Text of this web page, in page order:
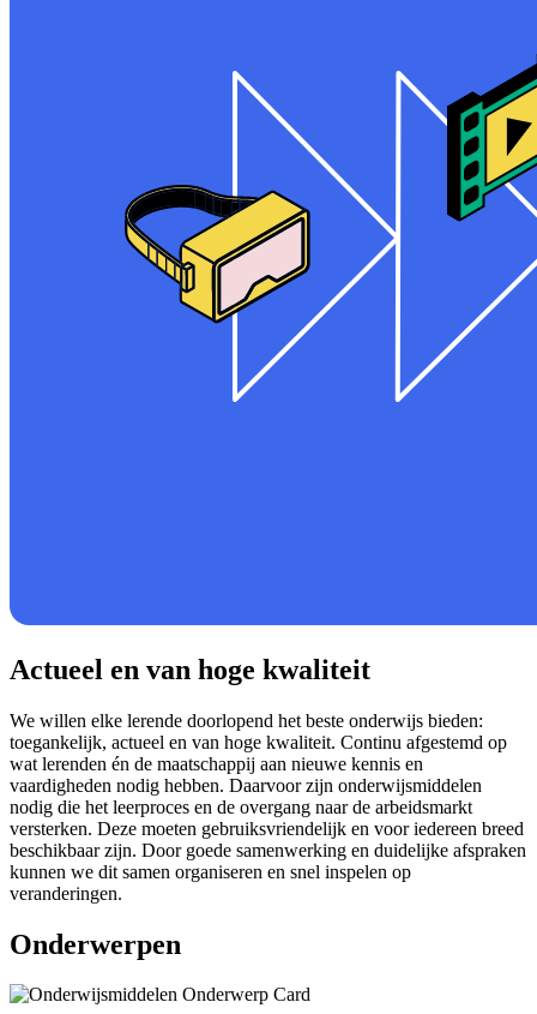
Actueel en van hoge kwaliteit
We willen elke lerende doorlopend het beste onderwijs bieden:
toegankelijk, actueel en van hoge kwaliteit. Continu afgestemd op
wat lerenden én de maatschappij aan nieuwe kennis en
vaardigheden nodig hebben. Daarvoor zijn onderwijsmiddelen
nodig die het leerproces en de overgang naar de arbeidsmarkt
versterken. Deze moeten gebruiksvriendelijk en voor iedereen breed
beschikbaar zijn. Door goede samenwerking en duidelijke afspraken
kunnen we dit samen organiseren en snel inspelen op
veranderingen.
Onderwerpen